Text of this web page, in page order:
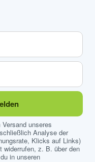
unseres
Analyse der
Klicks auf Links)
widerrufen, z. B. über den
in unseren